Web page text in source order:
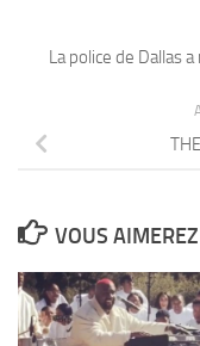
La police de Dallas
VOUS